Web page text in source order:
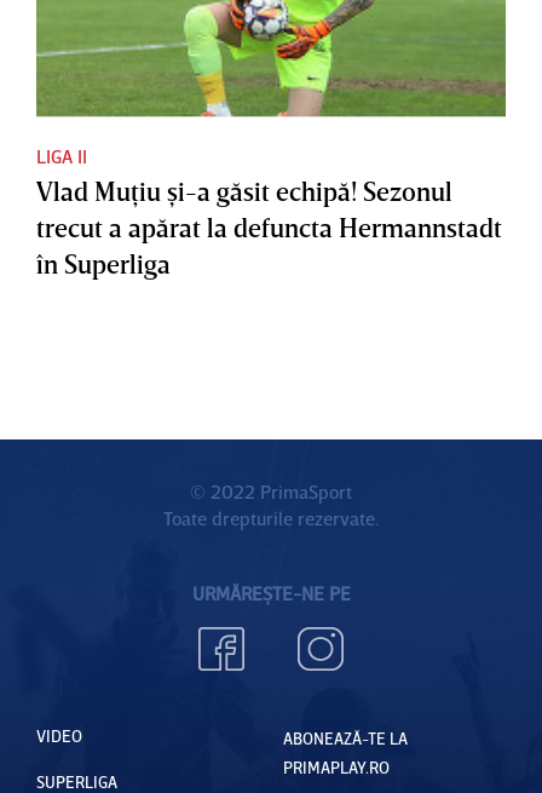
LIGA II
Vlad Muţiu şi-a găsit echipă! Sezonul
trecut a apărat la defuncta Hermannstadt
în Superliga
© 2022 PrimaSport
Toate drepturile rezervate.
URMĂREȘTE-NE PE
VIDEO
SUPERLIGA
ABONEAZĂ-TE LA
PRIMAPLAY.RO